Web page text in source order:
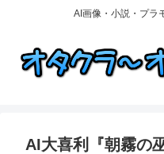
AI画像・小説・プラ
AI大喜利『朝霧の